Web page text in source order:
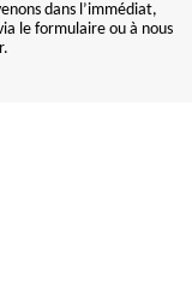
dans l’immédiat,
le formulaire ou à nous